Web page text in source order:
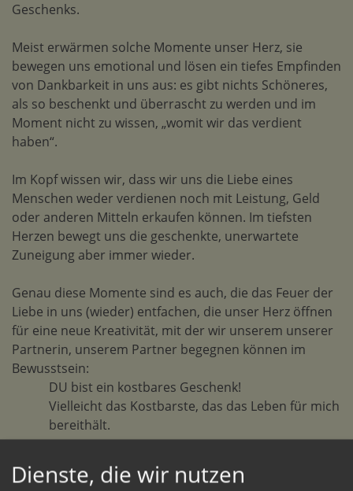
Geschenks.
Meist erwärmen solche Momente unser Herz, sie
bewegen uns emotional und lösen ein tiefes Empfinden
von Dankbarkeit in uns aus: es gibt nichts Schöneres,
als so beschenkt und überrascht zu werden und im
Moment nicht zu wissen, „womit wir das verdient
haben“.
Im Kopf wissen wir, dass wir uns die Liebe eines
Menschen weder verdienen noch mit Leistung, Geld
oder anderen Mitteln erkaufen können. Im tiefsten
Herzen bewegt uns die geschenkte, unerwartete
Zuneigung aber immer wieder.
Genau diese Momente sind es auch, die das Feuer der
Liebe in uns (wieder) entfachen, die unser Herz öffnen
für eine neue Kreativität, mit der wir unserem unserer
Partnerin, unserem Partner begegnen können im
Bewusstsein:
DU bist ein kostbares Geschenk!
Vielleicht das Kostbarste, das das Leben für mich
bereithält.
In diesen Momenten spüren wir auch, dass die Liebe an
andere Dimensionen grenzt, die mit Worten kaum
Dienste, die wir nutzen